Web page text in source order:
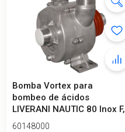
Bomba Vortex para
bombeo de ácidos
LIVERANI NAUTIC 80 Inox F,
900 l/min, AISI...
60148000